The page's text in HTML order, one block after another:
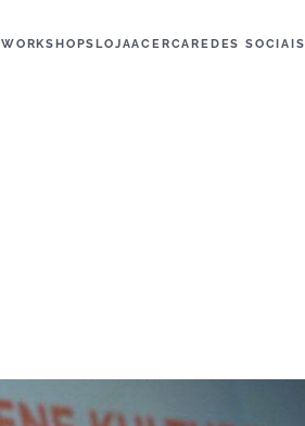
WORKSHOPSLOJAACERCAREDES SOCIAIS